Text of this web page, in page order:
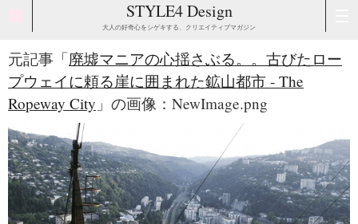
STYLE4 Design
大人の好奇心をシゲキする、クリエイティブマガジン
元記事「廃墟マニアの心揺さぶる。。古びたロー
プウェイに頼る崖に囲まれた鉱山都市 - The
Ropeway City 」の画像：NewImage.png